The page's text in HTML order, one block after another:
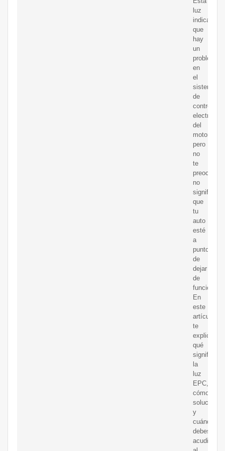
luz
indica
que
hay
un
problema
en
el
sistema
de
control
electrónico
del
motor,
pero
no
te
preocupes,
no
significa
que
tu
auto
esté
a
punto
de
dejar
de
funcionar.
En
este
artículo
te
qué
significa
la
luz
EPC,
cómo
y
cuándo
debes
acudir